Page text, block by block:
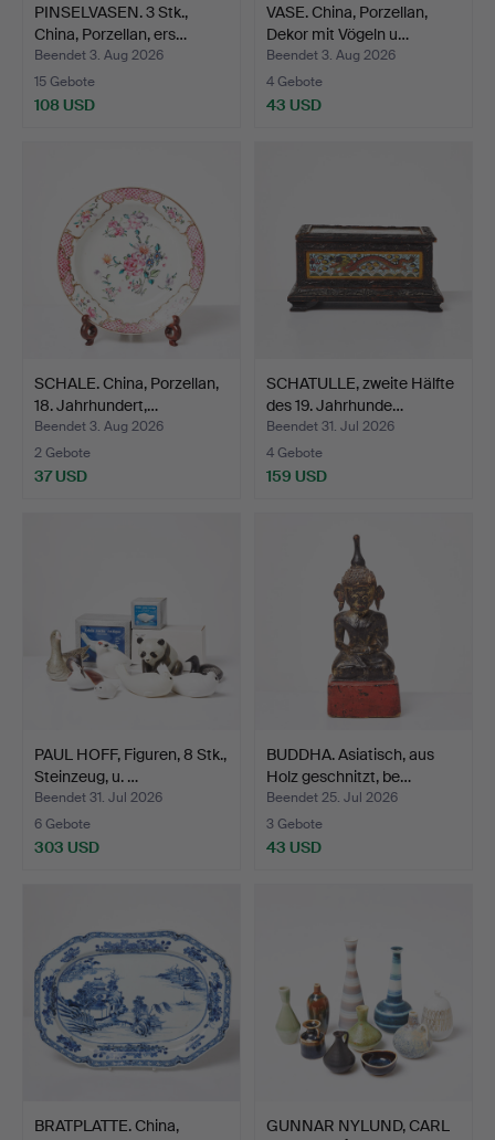
PINSELVASEN. 3 Stk.,
China, Porzellan, ers…
Beendet 3. Aug 2026
15 Gebote
108 USD
VASE. China, Porzellan,
Dekor mit Vögeln u…
Beendet 3. Aug 2026
4 Gebote
43 USD
SCHALE. China, Porzellan,
18. Jahrhundert,…
Beendet 3. Aug 2026
2 Gebote
37 USD
SCHATULLE, zweite Hälfte
des 19. Jahrhunde…
Beendet 31. Jul 2026
4 Gebote
159 USD
PAUL HOFF, Figuren, 8 Stk.,
Steinzeug, u. …
Beendet 31. Jul 2026
6 Gebote
303 USD
BUDDHA. Asiatisch, aus
Holz geschnitzt, be…
Beendet 25. Jul 2026
3 Gebote
43 USD
BRATPLATTE. China,
GUNNAR NYLUND, CARL